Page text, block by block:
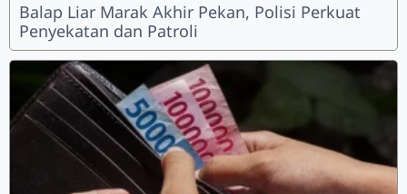
Balap Liar Marak Akhir Pekan, Polisi Perkuat
Penyekatan dan Patroli